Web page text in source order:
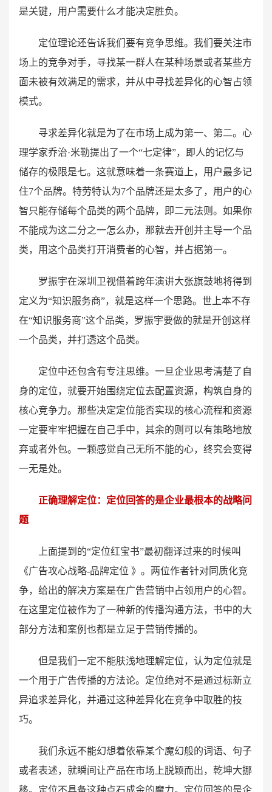
是关键，用户需要什么才能决定胜负。
定位理论还告诉我们要有竞争思维。我们要关注市
场上的竞争对手，寻找某一群人在某种场景或者某些方
面未被有效满足的需求，并从中寻找差异化的心智占领
模式。
寻求差异化就是为了在市场上成为第一、第二。心
理学家乔治·米勒提出了一个“七定律”，即人的记忆与
储存的极限是七。这就意味着一条赛道上，用户最多记
住7个品牌。特劳特认为7个品牌还是太多了，用户的心
智只能存储每个品类的两个品牌，即二元法则。如果你
不能成为这二分之一怎么办，那就去开创并主导一个品
类，用这个品类打开消费者的心智，并占据第一。
罗振宇在深圳卫视借着跨年演讲大张旗鼓地将得到
定义为“知识服务商”，就是这样一个思路。世上本不存
在“知识服务商”这个品类，罗振宇要做的就是开创这样
一个品类，并打透这个品类。
定位中还包含有专注思维。一旦企业思考清楚了自
身的定位，就要开始围绕定位去配置资源，构筑自身的
核心竞争力。那些决定定位能否实现的核心流程和资源
一定要牢牢把握在自己手中，其余的则可以有策略地放
弃或者外包。一颗感觉自己无所不能的心，终究会变得
一无是处。
正确理解定位：定位回答的是企业最根本的战略问
题
上面提到的“定位红宝书”最初翻译过来的时候叫
《广告攻心战略-品牌定位 》。两位作者针对同质化竞
争，给出的解决方案是在广告营销中占领用户的心智。
在这里定位被作为了一种新的传播沟通方法，书中的大
部分方法和案例也都是立足于营销传播的。
但是我们一定不能肤浅地理解定位，认为定位就是
一个用于广告传播的方法论。定位绝对不是通过标新立
异追求差异化，并通过这种差异化在竞争中取胜的技
巧。
我们永远不能幻想着依靠某个魔幻般的词语、句子
或者表述，就瞬间让产品在市场上脱颖而出，乾坤大挪